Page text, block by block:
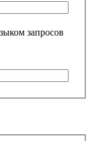
запросов